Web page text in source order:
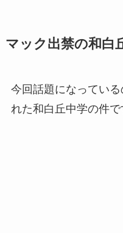
マック出禁の和白
今回話題になってい
れた和白丘中学の件で